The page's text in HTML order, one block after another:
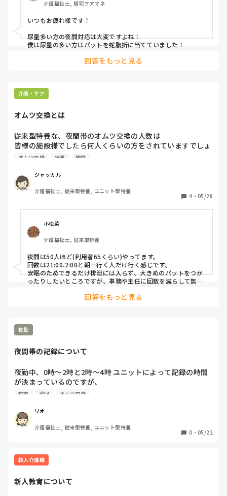
できるだけ臀部側にずらすようにしてますが・・・
オムツの大きさもあり限界があります。
パットの全域を有効に使えるようないい案はございません
か？
特に女性の方の対応でご教示ください。
介護福祉士, 居宅ケアマネ
いつもお疲れ様です！
尿量多い方の夜間対応は大変ですよね！
僕は尿量の多い方はパットを蛇腹折に当てていました！
お尻側に漏れるのを吸収してくれるイメージで当ててました！
回答をもっと見る
介助・ケア
オムツ交換とは
従来型特養な、夜間帯のオムツ交換の人数は
皆様の施設様でしたら何人くらいの方をされていますでしょ
うか?
パットやオムツを併用してオムツ交換の回数自体を
極力減らしていくといく事がマストな考え方なのでしょう
か?
オムツ交換 特養 施設
ジャッカル
介護福祉士, 従来型特養, ユニット型特養
4 ・ 05/28
小松菜
介護福祉士, 従来型特養
夜間は50人ほど(利用者65くらい)やってます。
回数は21:00.2:00と朝一行く人だけ行く感じです。
安眠のためできるだけ排泄には入らず、大きめのパットをつか
ったりしたいところですが、事務や主任に回数を減らして無駄
回答をもっと見る
夜勤
夜間帯の記録について
夜勤中、0時～2時と2時～4時 ユニットによって記録の時間
が決まっているのですが、
巡回時寝てて、途中覚醒もない。体動もない。
だけではダメだと最近聞きました。
監査で引っかかるから、もうちょい詳しく書けと。
本当に良眠だったのか疑われるらしいです笑
それとも、呼吸数や僅かな体動を見つけろとでも？笑
巡回も3時間に1回だし、一人一人バラバラだし…
短文ダメなんでしょうか😭
監査 巡回 オムツ交換
リオ
介護福祉士, 従来型特養, ユニット型特養
0 ・ 05/22
新人介護職
新人教育について